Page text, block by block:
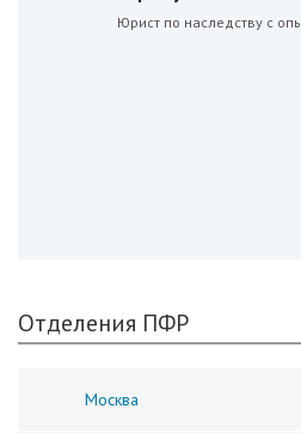
Юрист по наследству с
Отделения ПФР
Москва